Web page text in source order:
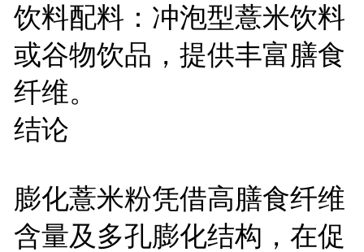
饮料配料：冲泡型薏米饮料
或谷物饮品，提供丰富膳食
纤维。
结论
膨化薏米粉凭借高膳食纤维
含量及多孔膨化结构，在促